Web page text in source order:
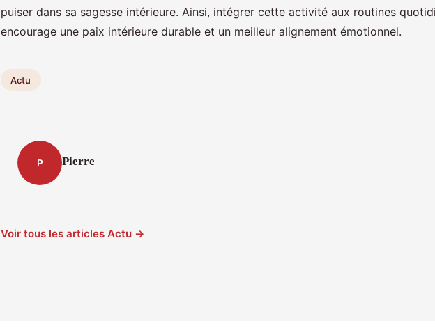
puiser dans sa sagesse intérieure. Ainsi, intégrer cette activité aux routines
encourage une paix intérieure durable et un meilleur alignement émotionnel.
Actu
P Pierre
Voir tous les articles Actu →